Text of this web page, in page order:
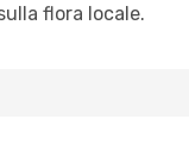
flora locale.